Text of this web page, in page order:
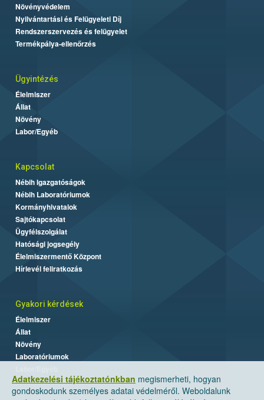
Adatkezelési tájékoztatónkban megismerheti, hogyan
gondoskodunk személyes adatai védelméről. Weboldalunk
Növényvédelem
Nyilvántartási és Felügyeleti Díj
Rendszerszervezés és felügyelet
Termékpálya-ellenőrzés
Ügyintézés
Élelmiszer
Állat
Növény
Labor/Egyéb
Kapcsolat
Nébih Igazgatóságok
Nébih Laboratóriumok
Kormányhivatalok
Sajtókapcsolat
Ügyfélszolgálat
Hatósági jogsegély
Élelmiszermentő Központ
Hírlevél feliratkozás
Gyakori kérdések
Élelmiszer
Állat
Növény
Laboratóriumok